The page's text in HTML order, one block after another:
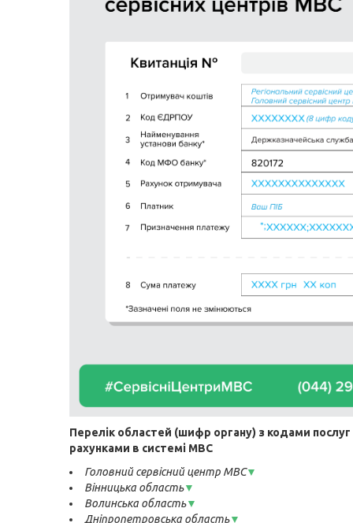
Перелік областей (шифр органу) з кодами послуг
рахунками в системі МВС
Головний сервісний центр МВС▼
Вінницька область▼
Волинська область▼
Дніпропетровська область▼